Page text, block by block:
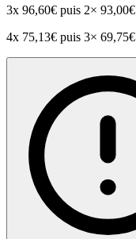
3x 96,60€ puis 2× 93,00€
4x 75,13€ puis 3× 69,75€